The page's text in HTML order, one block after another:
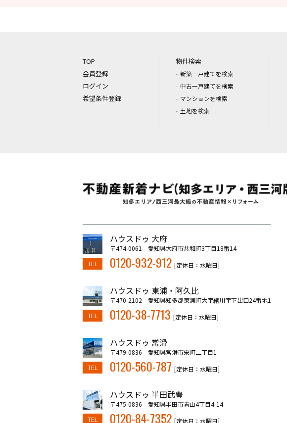
TOP
会員登録
ログイン
希望条件登録
物件検索
新築一戸建てを検索
中古一戸建てを検索
マンションを検索
土地を検索
ハウスドゥ 大府
〒474-0061 愛知県大府市共和町3丁目18番14
TEL 0120-932-912 [定休日：水曜日]
ハウスドゥ 東浦・阿久比
〒470-2102 愛知県知多郡東浦町大字緒川字下出口24番地1
TEL 0120-38-7713 [定休日：水曜日]
ハウスドゥ 常滑
〒479-0836 愛知県常滑市栄町二丁目1
TEL 0120-560-787 [定休日：水曜日]
ハウスドゥ 半田武豊
〒475-0836 愛知県半田市青山4丁目4-14
TEL 0120-84-7352 [定休日：水曜日]